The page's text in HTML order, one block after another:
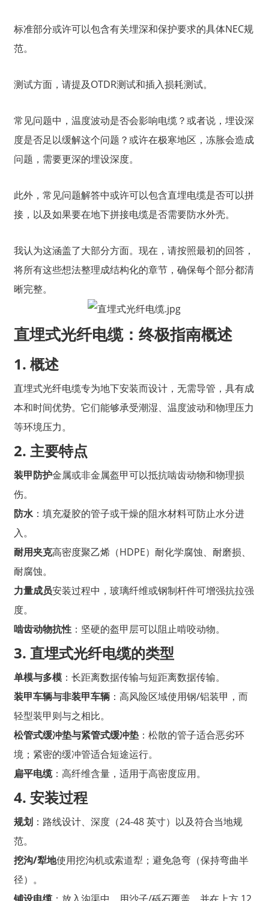
标准部分或许可以包含有关埋深和保护要求的具体NEC规
范。
测试方面，请提及OTDR测试和插入损耗测试。
常见问题中，温度波动是否会影响电缆？或者说，埋设深
度是否足以缓解这个问题？或许在极寒地区，冻胀会造成
问题，需要更深的埋设深度。
此外，常见问题解答中或许可以包含直埋电缆是否可以拼
接，以及如果要在地下拼接电缆是否需要防水外壳。
我认为这涵盖了大部分方面。现在，请按照最初的回答，
将所有这些想法整理成结构化的章节，确保每个部分都清
晰完整。
直埋式光纤电缆：终极指南概述
1. 概述
直埋式光纤电缆专为地下安装而设计，无需导管，具有成
本和时间优势。它们能够承受潮湿、温度波动和物理压力
等环境压力。
2. 主要特点
装甲防护金属或非金属盔甲可以抵抗啮齿动物和物理损
伤。
防水：填充凝胶的管子或干燥的阻水材料可防止水分进
入。
耐用夹克高密度聚乙烯（HDPE）耐化学腐蚀、耐磨损、
耐腐蚀。
力量成员安装过程中，玻璃纤维或钢制杆件可增强抗拉强
度。
啮齿动物抗性：坚硬的盔甲层可以阻止啃咬动物。
3. 直埋式光纤电缆的类型
单模与多模：长距离数据传输与短距离数据传输。
装甲车辆与非装甲车辆：高风险区域使用钢/铝装甲，而
轻型装甲则与之相比。
松管式缓冲垫与紧管式缓冲垫：松散的管子适合恶劣环
境；紧密的缓冲管适合短途运行。
扁平电缆：高纤维含量，适用于高密度应用。
4. 安装过程
规划：路线设计、深度（24-48 英寸）以及符合当地规
范。
挖沟/犁地使用挖沟机或索道犁；避免急弯（保持弯曲半
径）。